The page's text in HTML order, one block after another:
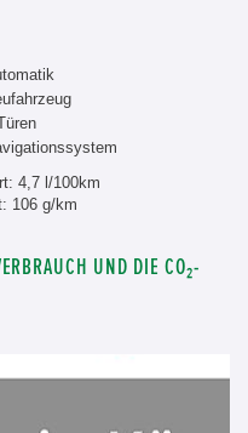
4,7 l/100km
106 g/km
UND DIE CO₂-